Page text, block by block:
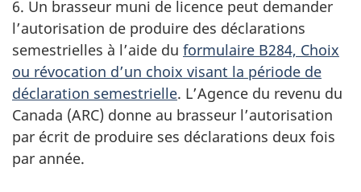
6. Un brasseur muni de licence peut demander
l’autorisation de produire des déclarations
semestrielles à l’aide du formulaire B284, Choix
ou révocation d’un choix visant la période de
déclaration semestrielle. L’Agence du revenu du
Canada (ARC) donne au brasseur l’autorisation
par écrit de produire ses déclarations deux fois
par année.